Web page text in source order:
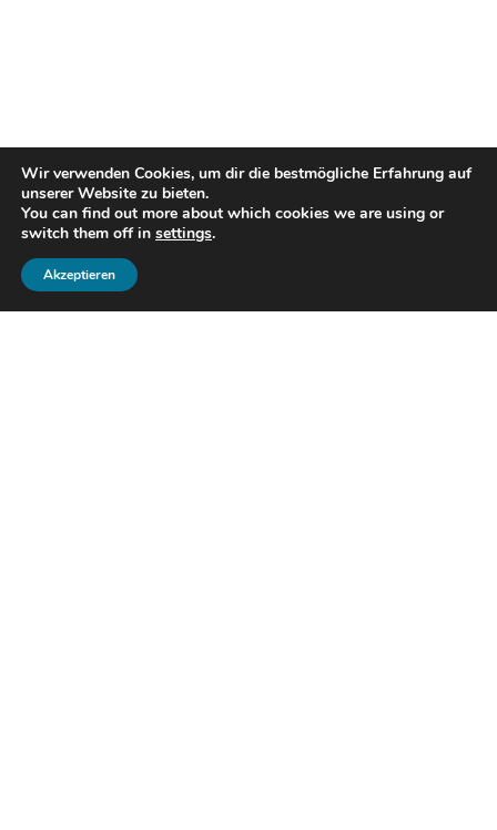
Wir verwenden Cookies, um dir die bestmögliche Erfahrung auf
unserer Website zu bieten.
You can find out more about which cookies we are using or
switch them off in settings.
Akzeptieren